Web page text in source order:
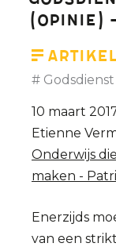
(opinie)
10 maart
Etienne
Onderwijs
maken -
Enerzijds
van een